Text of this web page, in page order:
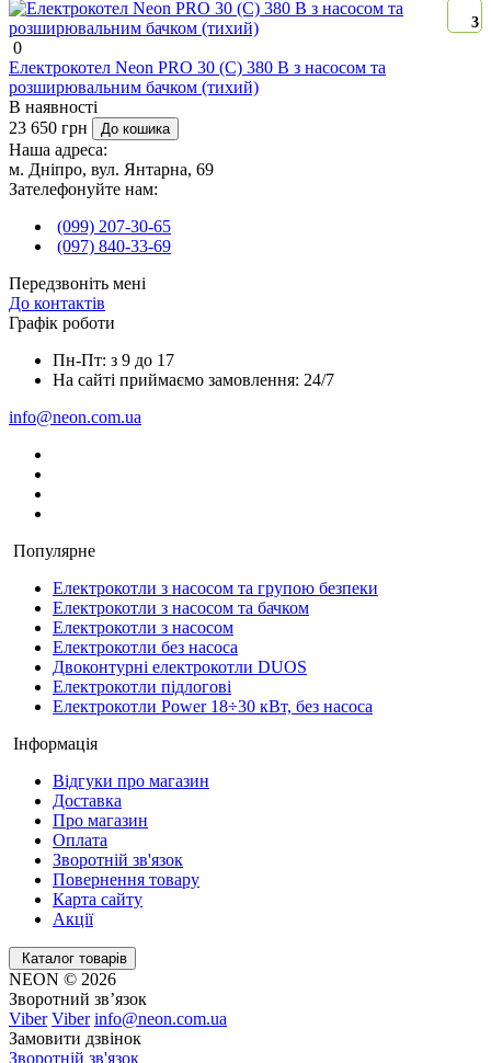
3
0
Електрокотел Neon PRO 30 (C) 380 В з насосом та
розширювальним бачком (тихий)
В наявності
23 650 грн
До кошика
Наша адреса:
м. Дніпро, вул. Янтарна, 69
Зателефонуйте нам:
(099) 207-30-65
(097) 840-33-69
Передзвоніть мені
До контактів
Графік роботи
Пн-Пт: з 9 до 17
На сайті приймаємо замовлення: 24/7
info@neon.com.ua
Популярне
Електрокотли з насосом та групою безпеки
Електрокотли з насосом та бачком
Електрокотли з насосом
Електрокотли без насоса
Двоконтурні електрокотли DUOS
Електрокотли підлогові
Електрокотли Power 18÷30 кВт, без насоса
Інформація
Відгуки про магазин
Доставка
Про магазин
Оплата
Зворотній зв'язок
Повернення товару
Карта сайту
Акції
Каталог товарів
NEON © 2026
Зворотний зв’язок
Viber Viber info@neon.com.ua
Замовити дзвінок
Зворотній зв'язок